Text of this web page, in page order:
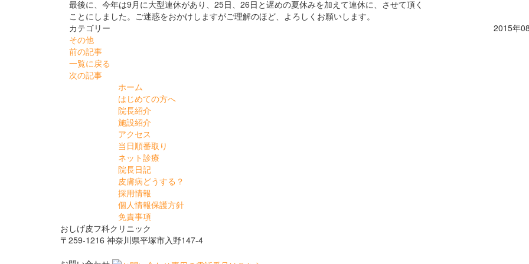
最後に、今年は9月に大型連休があり、25日、26日と遅めの夏休みを加えて連休に、させて頂く
ことにしました。ご迷惑をおかけしますがご理解のほど、よろしくお願いします。
カテゴリー
その他
2015年
前の記事
一覧に戻る
次の記事
ホーム
はじめての方へ
院長紹介
施設紹介
アクセス
当日順番取り
ネット診療
院長日記
皮膚病どうする？
採用情報
個人情報保護方針
免責事項
おしげ皮フ科クリニック
〒259-1216 神奈川県平塚市入野147-4